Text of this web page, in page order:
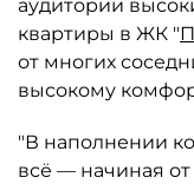
аудитории
квартиры в ЖК "
от многих
высокому
"В наполнении
всё — начиная